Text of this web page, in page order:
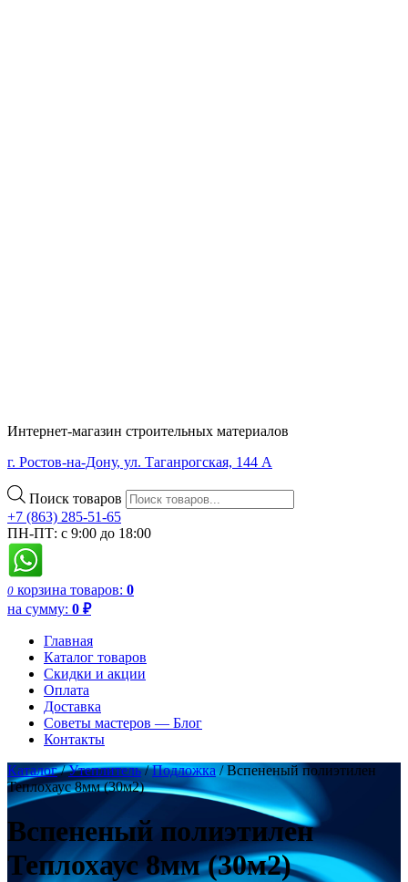
Интернет-магазин строительных материалов
г. Ростов-на-Дону, ул. Таганрогская, 144 А
Поиск товаров
+7 (863) 285-51-65
ПН-ПТ: с 9:00 до 18:00
0 корзина товаров: 0
на сумму: 0 ₽
Главная
Каталог товаров
Скидки и акции
Оплата
Доставка
Советы мастеров — Блог
Контакты
Каталог/Утеплитель/Подложка / Вспененый полиэтилен
Теплохаус 8мм (30м2)
Вспененый полиэтилен
Теплохаус 8мм (30м2)